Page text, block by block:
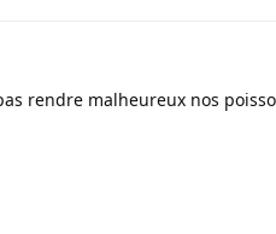
rendre malheureux nos